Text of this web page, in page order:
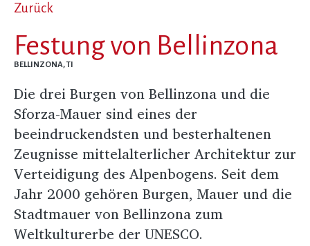
Zurück
Festung von Bellinzona
BELLINZONA, TI
Die drei Burgen von Bellinzona und die
Sforza-Mauer sind eines der
beeindruckendsten und besterhaltenen
Zeugnisse mittelalterlicher Architektur zur
Verteidigung des Alpenbogens. Seit dem
Jahr 2000 gehören Burgen, Mauer und die
Stadtmauer von Bellinzona zum
Weltkulturerbe der UNESCO.